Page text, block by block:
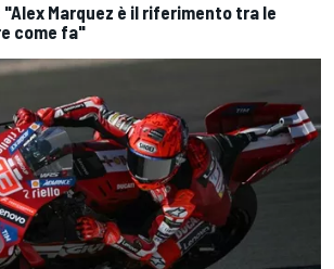
"Alex Marquez è il riferimento tra le
come fa"